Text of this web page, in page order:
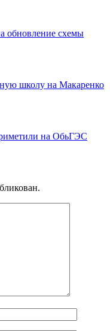
обновление схемы
школу на Макаренко
на ОбьГЭС